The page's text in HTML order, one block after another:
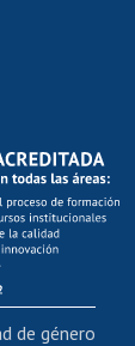
de género